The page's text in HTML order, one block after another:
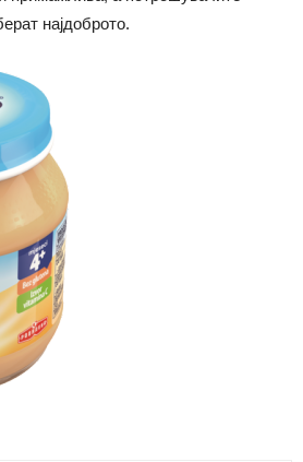
најдоброто.